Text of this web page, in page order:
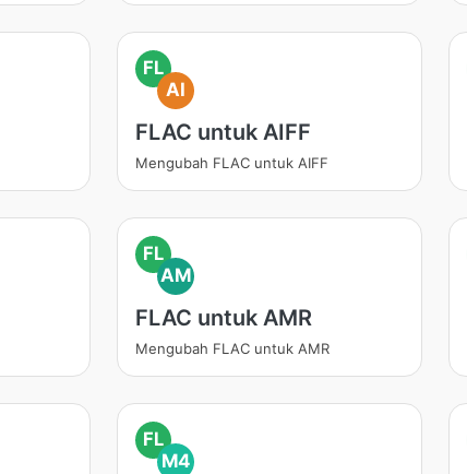
FL
AI
FLAC untuk AIFF
Mengubah FLAC untuk AIFF
FL
AM
FLAC untuk AMR
Mengubah FLAC untuk AMR
FL
M4